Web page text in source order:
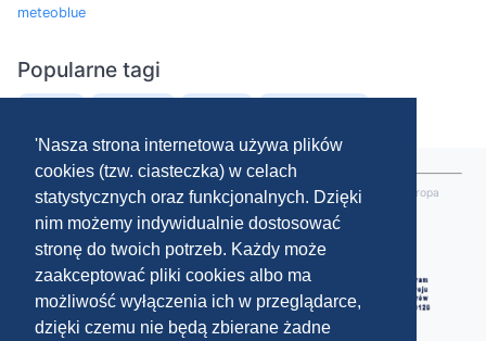
'Nasza strona internetowa używa plików
cookies (tzw. ciasteczka) w celach
statystycznych oraz funkcjonalnych. Dzięki
nim możemy indywidualnie dostosować
stronę do twoich potrzeb. Każdy może
zaakceptować pliki cookies albo ma
możliwość wyłączenia ich w przeglądarce,
dzięki czemu nie będą zbierane żadne
meteoblue
Popularne tagi
NABORY SZKOLENIE ARTYKUŁ PRESENTATION
"Europejski Fundusz Rolny na rzecz Rozwoju Obszarów Wiejskich: "Europa